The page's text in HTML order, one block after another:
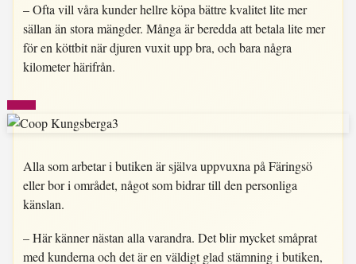
– Ofta vill våra kunder hellre köpa bättre kvalitet lite mer
sällan än stora mängder. Många är beredda att betala lite mer
för en köttbit när djuren vuxit upp bra, och bara några
kilometer härifrån.
Alla som arbetar i butiken är själva uppvuxna på Färingsö
eller bor i området, något som bidrar till den personliga
känslan.
– Här känner nästan alla varandra. Det blir mycket småprat
med kunderna och det är en väldigt glad stämning i butiken,